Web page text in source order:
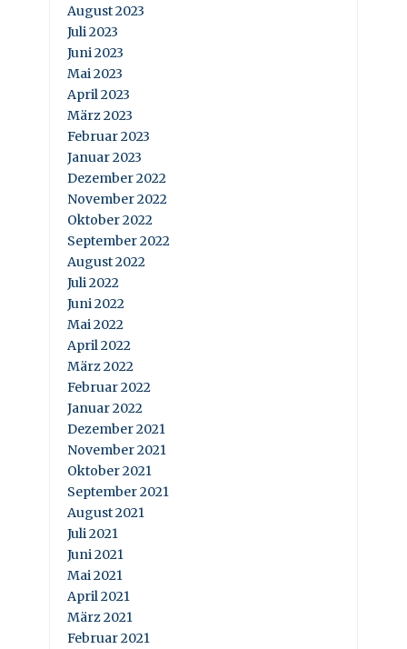
August 2023
Juli 2023
Juni 2023
Mai 2023
April 2023
März 2023
Februar 2023
Januar 2023
Dezember 2022
November 2022
Oktober 2022
September 2022
August 2022
Juli 2022
Juni 2022
Mai 2022
April 2022
März 2022
Februar 2022
Januar 2022
Dezember 2021
November 2021
Oktober 2021
September 2021
August 2021
Juli 2021
Juni 2021
Mai 2021
April 2021
März 2021
Februar 2021